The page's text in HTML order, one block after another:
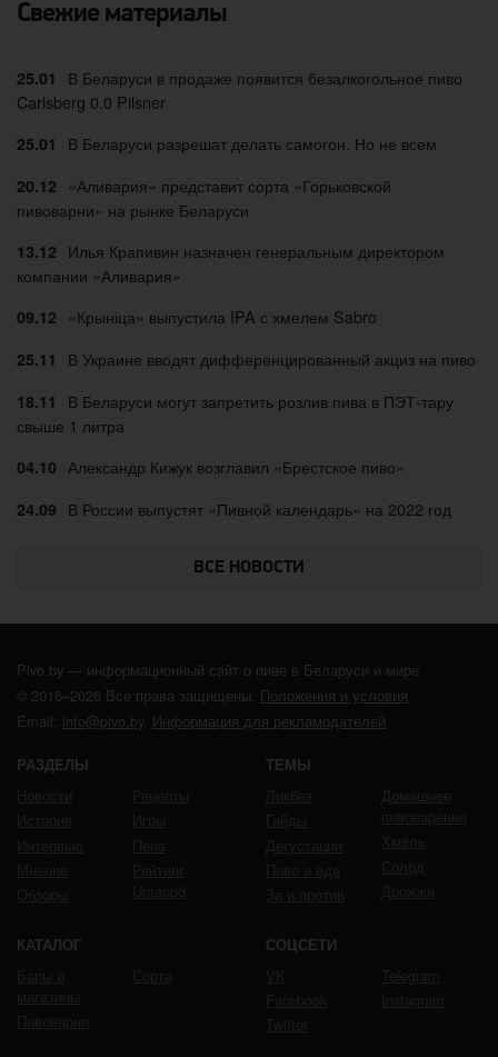
Свежие материалы
25.01
В Беларуси в продаже появится безалкогольное пиво
Carlsberg 0.0 Pilsner
25.01 В Беларуси разрешат делать самогон. Но не всем
20.12
«Аливария» представит сорта «Горьковской
пивоварни» на рынке Беларуси
13.12 Илья Крапивин назначен генеральным директором
компании «Аливария»
09.12 «Крыніца» выпустила IPA с хмелем Sabro
25.11 В Украине вводят дифференцированный акциз на пиво
18.11
В Беларуси могут запретить розлив пива в ПЭТ-тару
свыше 1 литра
04.10 Александр Кижук возглавил «Брестское пиво»
24.09 В России выпустят «Пивной календарь» на 2022 год
ВСЕ НОВОСТИ
Pivo.by — информационный сайт о пиве в Беларуси и мире
© 2016–2026 Все права защищены. Положения и условия
Email: info@pivo.by. Информация для рекламодателей
РАЗДЕЛЫ ТЕМЫ
КАТАЛОГ СОЦСЕТИ